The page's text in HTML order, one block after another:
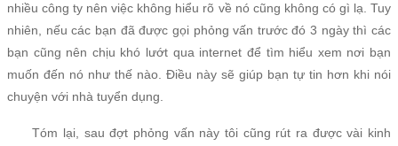
nhiều công ty nên việc không hiểu rõ về nó cũng không có gì lạ. Tuy
nhiên, nếu các bạn đã được gọi phỏng vấn trước đó 3 ngày thì các
bạn cũng nên chịu khó lướt qua internet để tìm hiểu xem nơi bạn
muốn đến nó như thế nào. Điều này sẽ giúp bạn tự tin hơn khi nói
chuyện với nhà tuyển dụng.
Tóm lại, sau đợt phỏng vấn này tôi cũng rút ra được vài kinh